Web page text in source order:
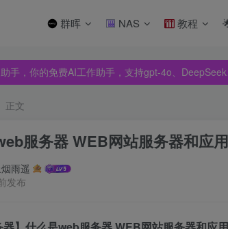
群晖 NAS 教程
手，你的免费AI工作助手，支持gpt-4o、
手，你的免费AI工作助手，支持gpt-4o、
正文
服务器 WEB网站服务器和应
雨遥
发布